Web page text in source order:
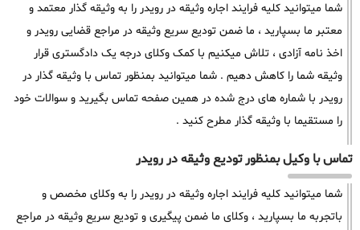
شما میتوانید کلیه فرایند اجاره وثیقه در رویدر را به وثیقه گذار معتمد و
معتبر ما بسپارید ، ما ضمن تودیع سریع وثیقه در مراجع قضایی رویدر و
اخذ نامه آزادی ، تلاش میکنیم با کمک وکلای درجه یک دادگستری قرار
وثیقه شما را کاهش دهیم . شما میتوانید بمنظور تماس با وثیقه گذار در
رویدر با شماره های درج شده در همین صفحه تماس بگیرید و سوالات خود
را مستقیما با وثیقه گذار مطرح کنید .
تماس با وکیل بمنظور تودیع وثیقه در رویدر
شما میتوانید کلیه فرایند اجاره وثیقه در رویدر را به وکلای مخصص و
باتجربه ما بسپارید ، وکلای ما ضمن پیگیری و تودیع سریع وثیقه در مراجع